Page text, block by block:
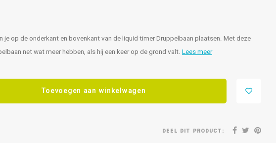
je op de onderkant en bovenkant van de liquid timer Druppelbaan plaatsen. Met deze
net wat meer hebben, als hij een keer op de grond valt.Lees meer
Toevoegen aan winkelwagen
DEEL DIT PRODUCT: